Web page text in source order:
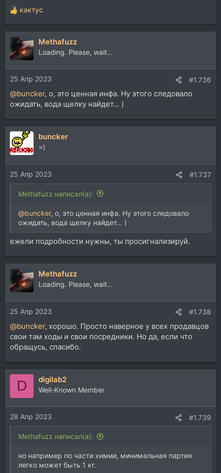
Р
е
а
к
ц
и
и
:
кактус
Methafuzz
Loading. Please, wait...
25 Апр 2023 #1.736
@buncker, о, это ценная инфа. Ну этого следовало
ожидать, вода щелку найдет... )
buncker
=)
25 Апр 2023 #1.737
Methafuzz написал(а):
@buncker, о, это ценная инфа. Ну этого следовало
ожидать, вода щелку найдет... )
ежели подробности нужны, ты просигнализируй.
Methafuzz
Loading. Please, wait...
25 Апр 2023 #1.738
@buncker, хорошо. Просто наверное у всех продавцов
свои там ходы и свои посредники. Но да, если что
обращусь, спасибо.
D digilab2
Well-Known Member
28 Апр 2023 #1.739
Methafuzz написал(а):
но например по части химии, минимальная партия
легко может быть 1 кг.